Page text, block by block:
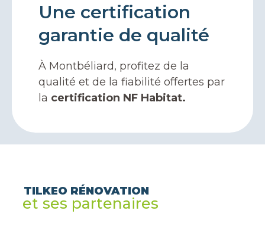
Une certification
garantie de qualité
À Montbéliard, profitez de la
qualité et de la fiabilité offertes par
la certification NF Habitat.
TILKEO RÉNOVATION
et ses partenaires